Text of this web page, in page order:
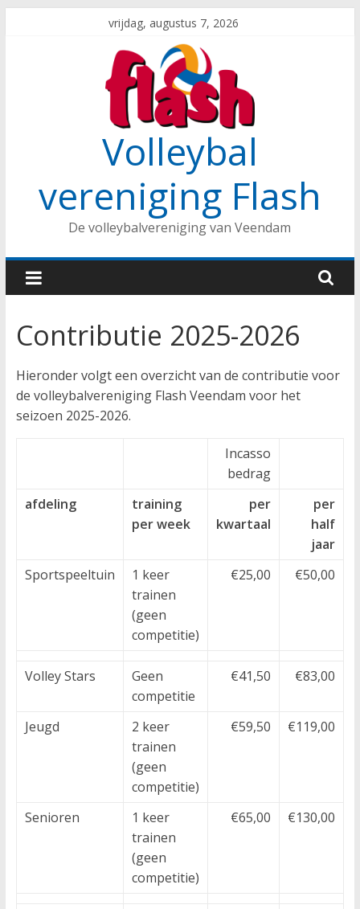
vrijdag, augustus 7, 2026
Volleybal
vereniging Flash
De volleybalvereniging van Veendam
Contributie 2025-2026
Hieronder volgt een overzicht van de contributie voor
de volleybalvereniging Flash Veendam voor het
seizoen 2025-2026.
Incasso
bedrag
afdeling
training
per week
per
kwartaal
per
half
jaar
Sportspeeltuin
1 keer
trainen
(geen
competitie)
€25,00 €50,00
Volley Stars
Geen
competitie
€41,50 €83,00
Jeugd
2 keer
trainen
(geen
competitie)
€59,50 €119,00
Senioren
1 keer
trainen
(geen
competitie)
€65,00 €130,00